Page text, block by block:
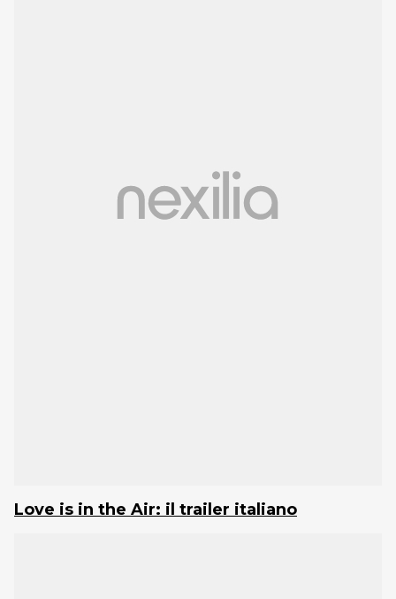
Love is in the Air: il trailer italiano